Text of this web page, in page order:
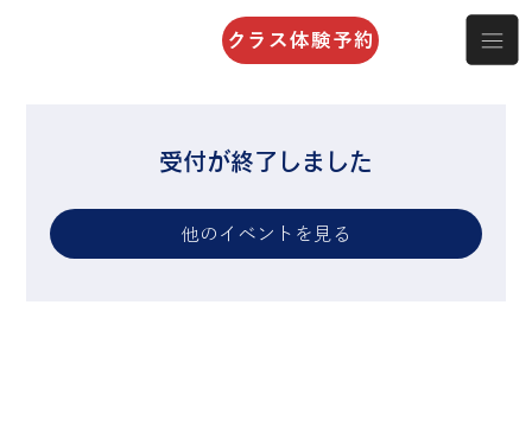
クラス体験予約
受付が終了しました
他のイベントを見る